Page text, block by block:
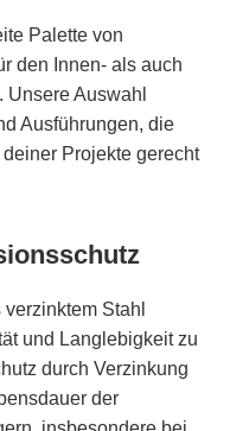
Palette von
den Innen- als auch
Auswahl
Ausführungen, die
Projekte gerecht
Stahl
und Langlebigkeit zu
durch Verzinkung
der